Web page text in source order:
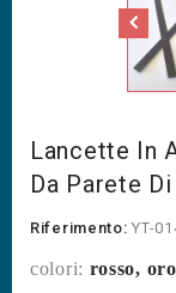
Lancette In
Da Parete
Riferimento: YT-
colori: rosso,